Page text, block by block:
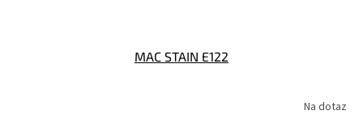
MAC STAIN E122
Na dotaz